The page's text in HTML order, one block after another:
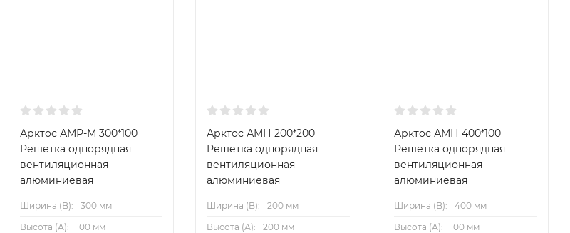
Арктос АМР-М 300*100
Решетка однорядная
вентиляционная
алюминиевая
Ширина (B):
300 мм
Высота (А):
100 мм
Арктос АМН 200*200
Решетка однорядная
вентиляционная
алюминиевая
Ширина (B):
200 мм
Высота (А):
200 мм
Арктос АМН 400*100
Решетка однорядная
вентиляционная
алюминиевая
Ширина (B):
400 мм
Высота (А):
100 мм